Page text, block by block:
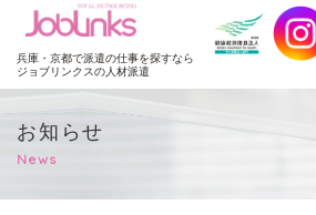
JobLinks
兵庫・京都で派遣の仕事を探すなら
ジョブリンクスの人材派遣
お知らせ
News